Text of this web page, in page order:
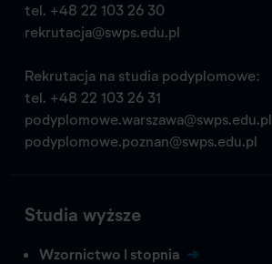
tel. +48 22 103 26 30
rekrutacja@swps.edu.pl
Rekrutacja na studia podyplomowe:
tel. +48 22 103 26 31
podyplomowe.warszawa@swps.edu.pl
podyplomowe.poznan@swps.edu.pl
Studia wyższe
Wzornictwo I stopnia